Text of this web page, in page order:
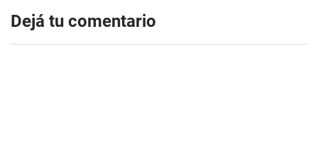
Dejá tu comentario